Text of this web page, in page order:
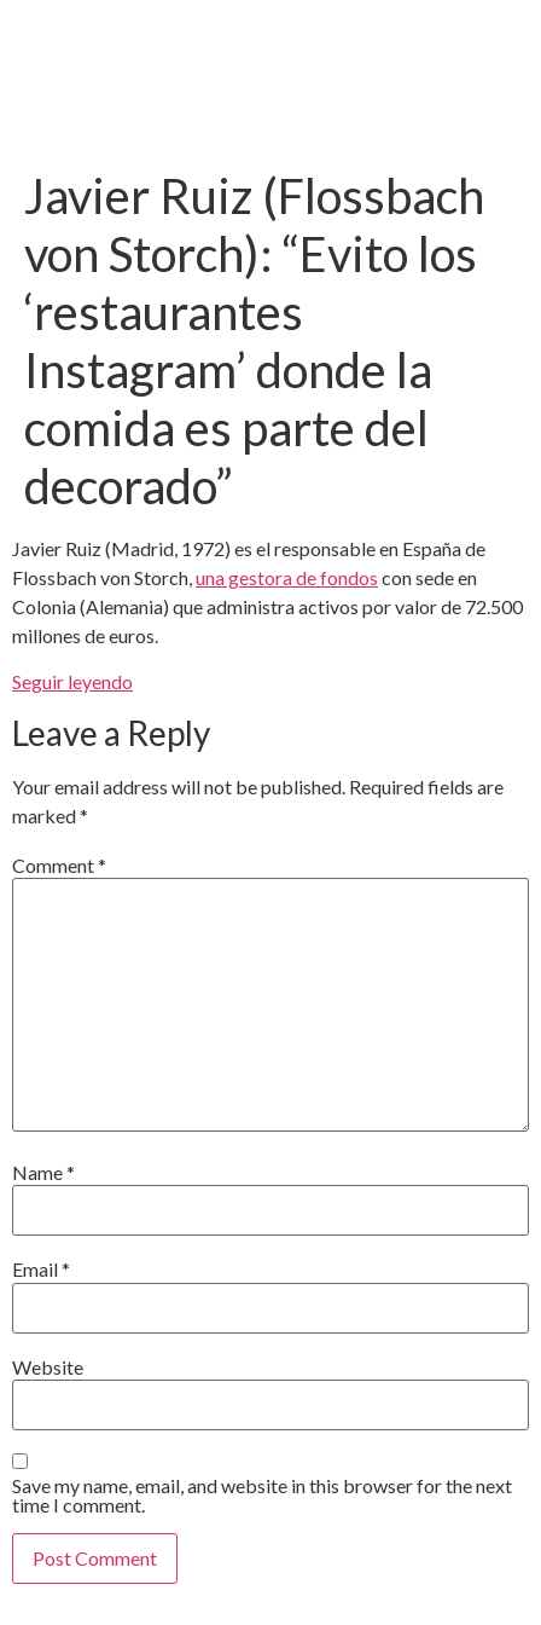
Javier Ruiz (Flossbach
von Storch): “Evito los
‘restaurantes
Instagram’ donde la
comida es parte del
decorado”
Javier Ruiz (Madrid, 1972) es el responsable en España de
Flossbach von Storch, una gestora de fondos con sede en
Colonia (Alemania) que administra activos por valor de 72.500
millones de euros.
Seguir leyendo
Leave a Reply
Your email address will not be published. Required fields are
marked*
Comment*
Name*
Email*
Website
Save my name, email, and website in this browser for the next
time I comment.